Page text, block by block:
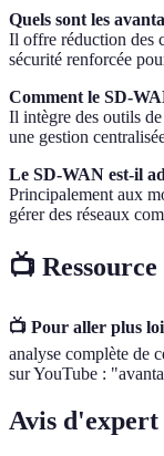
Quels sont les
Il offre réduction des
sécurité renforcée
Comment le SD-
Il intègre des outils
une gestion
Le SD-WAN est-il
Principalement aux
gérer des réseaux
📺
📺 Pour aller plus
analyse complète de
sur YouTube :
Avis d'expert